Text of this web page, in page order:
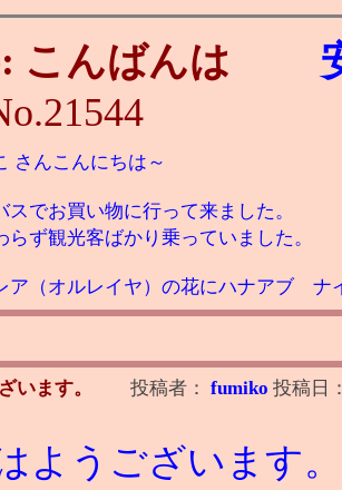
こんばんは
21544
さんこんにちは～
スでお買い物に行って来ました。
らず観光客ばかり乗っていました。
ア（オルレイヤ）の花にハナアブ ナ
います。 投稿者： fumiko 投稿日
ようございます。